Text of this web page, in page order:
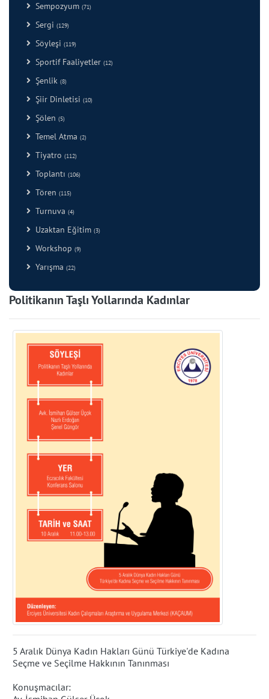
Sempozyum (71)
Sergi (129)
Söyleşi (119)
Sportif Faaliyetler (12)
Şenlik (8)
Şiir Dinletisi (10)
Şölen (5)
Temel Atma (2)
Tiyatro (112)
Toplantı (106)
Tören (115)
Turnuva (4)
Uzaktan Eğitim (3)
Workshop (9)
Yarışma (22)
Politikanın Taşlı Yollarında Kadınlar
5 Aralık Dünya Kadın Hakları Günü Türkiye'de Kadına
Seçme ve Seçilme Hakkının Tanınması
Konuşmacılar: